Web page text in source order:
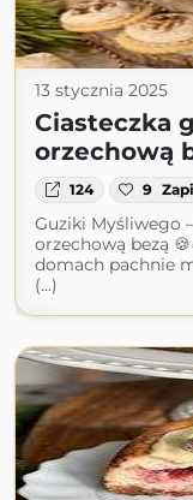
13 stycznia 2025
Ciasteczka
orzechową
124 9
Guziki Myśliwego
orzechową bezą
domach pachnie
(...)